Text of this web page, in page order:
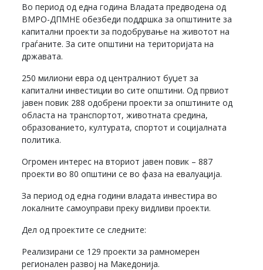
Во период од една година Владата предводена од
ВМРО-ДПМНЕ обезбеди поддршка за општините за
капитални проекти за подобрување на животот на
граѓаните. За сите општини на територијата на
државата.
250 милиони евра од централниот буџет за
капитални инвестиции во сите општини. Од првиот
јавен повик 288 одобрени проекти за општините од
областа на транспортот, животната средина,
образованието, културата, спортот и социјалната
политика.
Огромен интерес на вториот јавен повик – 887
проекти во 80 општини се во фаза на евалуација.
За период од една години владата инвестира во
локалните самоуправи преку видливи проекти.
Дел од проектите се следните:
Реализирани се 129 проекти за рамномерен
регионален развој на Македонија.